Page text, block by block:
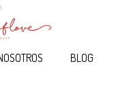
BLOG